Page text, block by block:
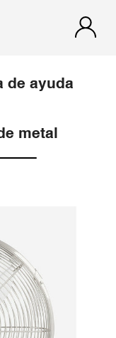
de ayuda
metal